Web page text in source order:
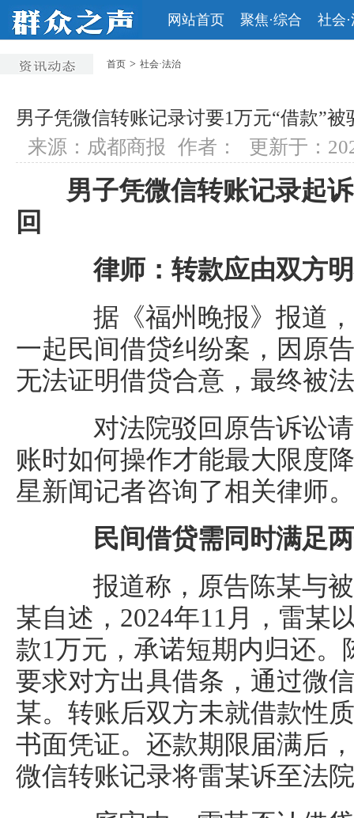
网站首页 聚焦·综合 社会
首页 > 社会·法治
男子凭微信转账记录讨要1万元“借款”被
来源：成都商报 作者： 更新于：
男子凭微信转账记录起
回
律师：转款应由双方明
据《福州晚报》报道，
一起民间借贷纠纷案，因原
无法证明借贷合意，最终被
对法院驳回原告诉讼请
账时如何操作才能最大限度
星新闻记者咨询了相关律师。
民间借贷需同时满足
报道称，原告陈某与被
某自述，2024年11月，雷某
款1万元，承诺短期内归还
要求对方出具借条，通过微
某。转账后双方未就借款性
书面凭证。还款期限届满后
微信转账记录将雷某诉至法